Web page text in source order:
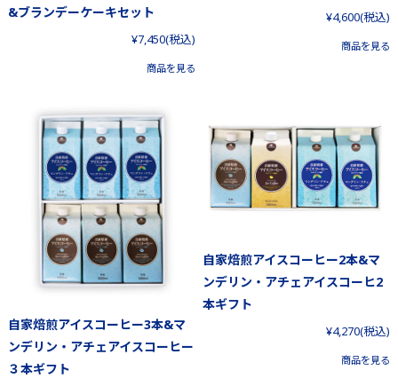
&ブランデーケーキセット
¥7,450(税込)
商品を見る
¥4,600(税込)
商品を見る
自家焙煎アイスコーヒー3本&マ
ンデリン・アチェアイスコーヒー
３本ギフト
自家焙煎アイスコーヒー2本&マ
ンデリン・アチェアイスコーヒ2
本ギフト
¥4,270(税込)
商品を見る